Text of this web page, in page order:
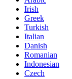
Irish
Greek
Turkish
Italian
Danish
Romanian
Indonesian
Czech